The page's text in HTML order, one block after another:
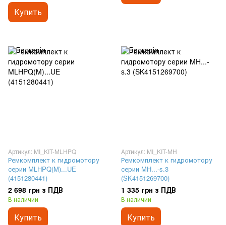
Купить
Артикул: MI_KIT-MLHPQ
Ремкомплект к гидромотору
серии MLHPQ(M)...UE
(4151280441)
2 698 грн з ПДВ
В наличии
Купить
Артикул: MI_KIT-MH
Ремкомплект к гидромотору
серии MH...-s.3
(SK4151269700)
1 335 грн з ПДВ
В наличии
Купить